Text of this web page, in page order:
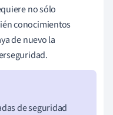
no sólo
conocimientos
de nuevo la
de seguridad